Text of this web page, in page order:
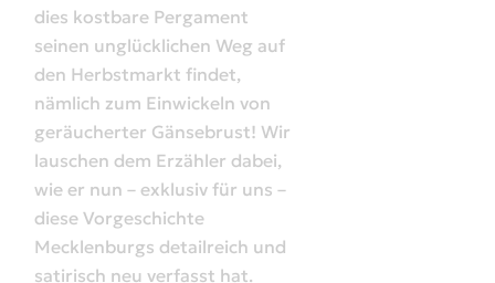
dies kostbare Pergament
seinen unglücklichen Weg auf
den Herbstmarkt findet,
nämlich zum Einwickeln von
geräucherter Gänsebrust! Wir
lauschen dem Erzähler dabei,
wie er nun – exklusiv für uns –
diese Vorgeschichte
Mecklenburgs detailreich und
satirisch neu verfasst hat.